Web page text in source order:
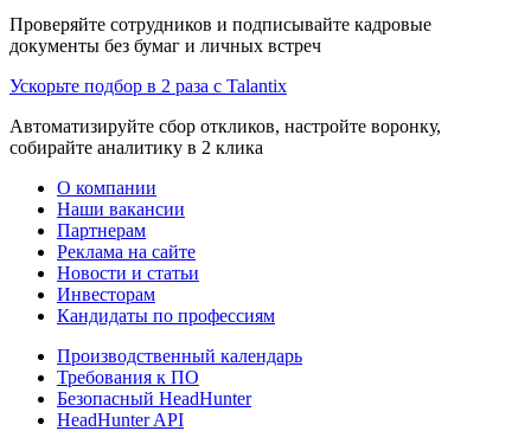
Проверяйте сотрудников и подписывайте кадровые
документы без бумаг и личных встреч
Ускорьте подбор в 2 раза с Talantix
Автоматизируйте сбор откликов, настройте воронку,
собирайте аналитику в 2 клика
О компании
Наши вакансии
Партнерам
Реклама на сайте
Новости и статьи
Инвесторам
Кандидаты по профессиям
Производственный календарь
Требования к ПО
Безопасный HeadHunter
HeadHunter API